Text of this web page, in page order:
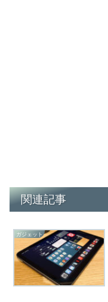
関連記事
ガジェット